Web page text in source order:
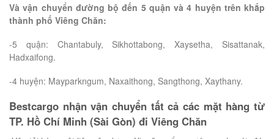
Và vận chuyển đường bộ đến 5 quận và 4 huyện trên khắp
thành phố Viêng Chăn:
-5 quận: Chantabuly, Sikhottabong, Xaysetha, Sisattanak,
Hadxaifong.
-4 huyện: Mayparkngum, Naxaithong, Sangthong, Xaythany.
Bestcargo nhận vận chuyển tất cả các mặt hàng từ
TP. Hồ Chí Minh (Sài Gòn) đi Viêng Chăn